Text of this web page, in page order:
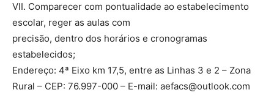
VII. Comparecer com pontualidade ao estabelecimento
escolar, reger as aulas com
precisão, dentro dos horários e cronogramas
estabelecidos;
Endereço: 4ª Eixo km 17,5, entre as Linhas 3 e 2 – Zona
Rural – CEP: 76.997-000 – E-mail: aefacs@outlook.com